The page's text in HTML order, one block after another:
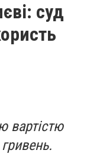
суд
вартістю